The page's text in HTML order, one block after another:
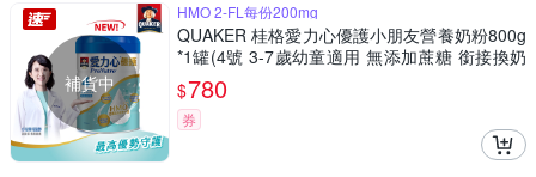
補貨中
HMO 2-FL每份200mg
QUAKER 桂格愛力心優護小朋友營養奶粉800g
*1罐(4號 3-7歲幼童適用 無添加蔗糖 銜接換奶
好安心)
$780
券